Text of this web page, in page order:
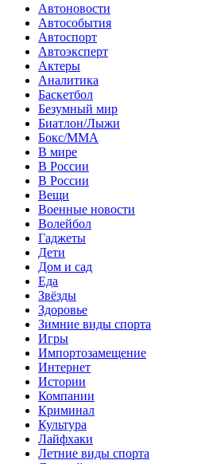
Автоновости
Автособытия
Автоспорт
Автоэксперт
Актеры
Аналитика
Баскетбол
Безумный мир
Биатлон/Лыжи
Бокс/MMA
В мире
В России
В России
Вещи
Военные новости
Волейбол
Гаджеты
Дети
Дом и сад
Еда
Звёзды
Здоровье
Зимние виды спорта
Игры
Импортозамещение
Интернет
Истории
Компании
Криминал
Культура
Лайфхаки
Летние виды спорта